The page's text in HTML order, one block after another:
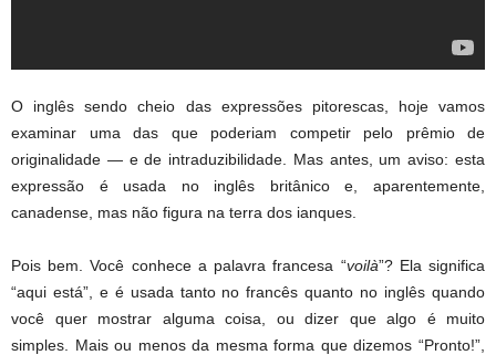
O inglês sendo cheio das expressões pitorescas, hoje vamos
examinar uma das que poderiam competir pelo prêmio de
originalidade — e de intraduzibilidade. Mas antes, um aviso: esta
expressão é usada no inglês britânico e, aparentemente,
canadense, mas não figura na terra dos ianques.
Pois bem. Você conhece a palavra francesa “voilà”? Ela significa
“aqui está”, e é usada tanto no francês quanto no inglês quando
você quer mostrar alguma coisa, ou dizer que algo é muito
simples. Mais ou menos da mesma forma que dizemos “Pronto!”,